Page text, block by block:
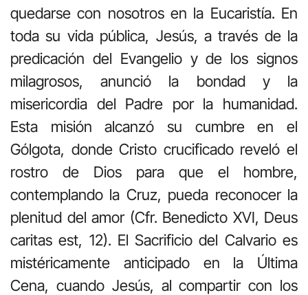
quedarse con nosotros en la Eucaristía. En
toda su vida pública, Jesús, a través de la
predicación del Evangelio y de los signos
milagrosos, anunció la bondad y la
misericordia del Padre por la humanidad.
Esta misión alcanzó su cumbre en el
Gólgota, donde Cristo crucificado reveló el
rostro de Dios para que el hombre,
contemplando la Cruz, pueda reconocer la
plenitud del amor (Cfr. Benedicto XVI, Deus
caritas est, 12). El Sacrificio del Calvario es
mistéricamente anticipado en la Última
Cena, cuando Jesús, al compartir con los